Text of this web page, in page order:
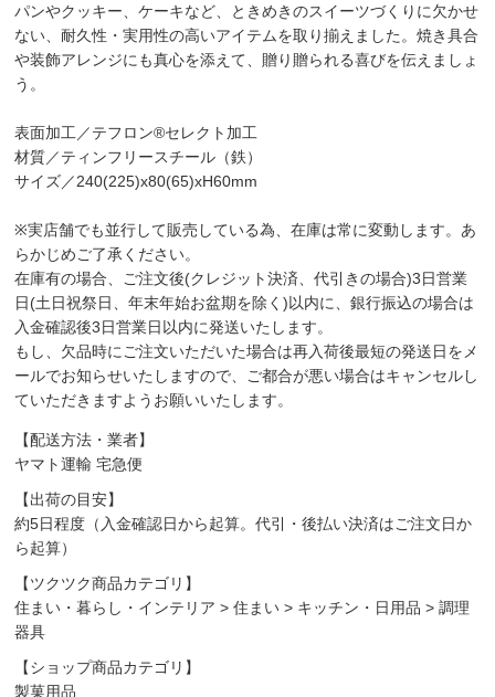
パンやクッキー、ケーキなど、ときめきのスイーツづくりに欠かせ
ない、耐久性・実用性の高いアイテムを取り揃えました。焼き具合
や装飾アレンジにも真心を添えて、贈り贈られる喜びを伝えましょ
う。
表面加工／テフロン®セレクト加工
材質／ティンフリースチール（鉄）
サイズ／240(225)x80(65)xH60mm
※実店舗でも並行して販売している為、在庫は常に変動します。あ
らかじめご了承ください。
在庫有の場合、ご注文後(クレジット決済、代引きの場合)3日営業
日(土日祝祭日、年末年始お盆期を除く)以内に、銀行振込の場合は
入金確認後3日営業日以内に発送いたします。
もし、欠品時にご注文いただいた場合は再入荷後最短の発送日をメ
ールでお知らせいたしますので、ご都合が悪い場合はキャンセルし
ていただきますようお願いいたします。
【配送方法・業者】
ヤマト運輸 宅急便
【出荷の目安】
約5日程度（入金確認日から起算。代引・後払い決済はご注文日か
ら起算）
【ツクツク商品カテゴリ】
住まい・暮らし・インテリア >住まい > キッチン・日用品 >調理
器具
【ショップ商品カテゴリ】
製菓用品